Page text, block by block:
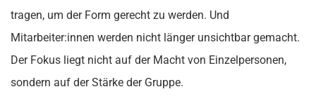
tragen, um der Form gerecht zu werden. Und
Mitarbeiter:innen werden nicht länger unsichtbar gemacht.
Der Fokus liegt nicht auf der Macht von Einzelpersonen,
sondern auf der Stärke der Gruppe.